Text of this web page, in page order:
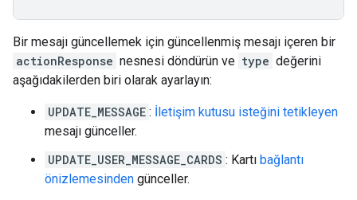
Bir mesajı güncellemek için güncellenmiş mesajı içeren bir
actionResponse nesnesi döndürün ve type değerini
aşağıdakilerden biri olarak ayarlayın:
UPDATE_MESSAGE : İletişim kutusu isteğini tetikleyen
mesajı günceller.
UPDATE_USER_MESSAGE_CARDS : Kartı bağlantı
önizlemesinden günceller.